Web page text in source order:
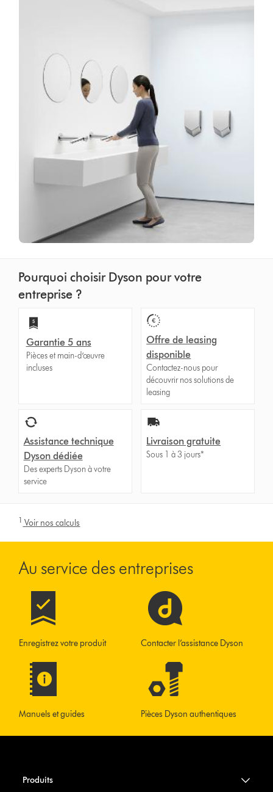
Pourquoi choisir Dyson pour votre
entreprise ?
Garantie 5 ans
Pièces et main-d’œuvre
incluses
Offre de leasing
disponible
Contactez-nous pour
découvrir nos solutions de
leasing
Assistance technique
Dyson dédiée
Des experts Dyson à votre
service
Livraison gratuite
Sous 1 à 3 jours*
1 Voir nos calculs
Au service des entreprises
Enregistrez votre produit Contacter l’assistance Dyson
Manuels et guides Pièces Dyson authentiques
Produits